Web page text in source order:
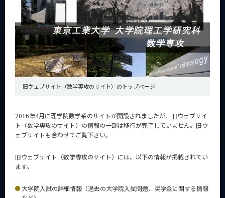
旧ウェブサイト（数学専攻のサイト）のトップページ
2016年4月に理学院数学系のサイトが開設されましたが、旧ウェブサイ
ト（数学専攻のサイト）の情報の一部は移行が完了していません。旧ウ
ェブサイトも合わせてご覧下さい。
旧ウェブサイト（数学専攻のサイト）には、以下の情報が掲載されてい
ます。
大学院入試の詳細情報（過去の大学院入試問題、奨学金に関する情報
数学系 News
News
News 一覧
カテゴリ別
課程別
イベントカレンダー
Event Calendar
系詳細情報